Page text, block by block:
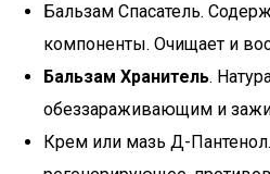
Бальзам Спасатель.
компоненты. Очищает и
Бальзам Хранитель.
обеззараживающим и
Крем или мазь Д-